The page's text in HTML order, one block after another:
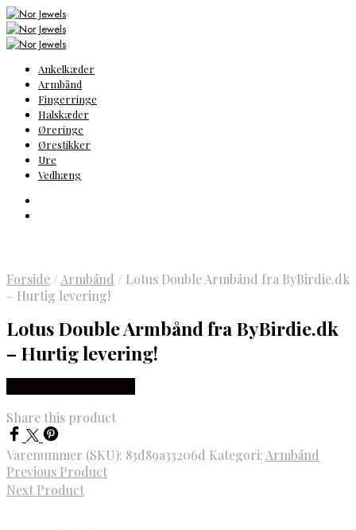
Ankelkæder
Armbånd
Fingerringe
Halskæder
Øreringe
Ørestikker
Ure
Vedhæng
Forside / Armbånd / Lotus Double Armbånd fra ByBirdie.dk
– Hurtig levering!
Lotus Double Armbånd fra ByBirdie.dk
– Hurtig levering!
Share this product
Varenummer (SKU): 83d89a33206d Kategori:Armbånd
Previous Product
Next Product